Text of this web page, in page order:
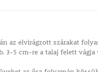
az elvirágzott szárakat
3-5 cm-re a talaj felett vágja